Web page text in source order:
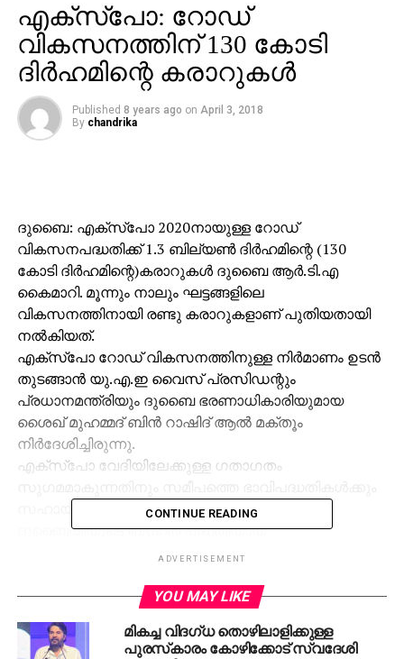
എക്‌സ്‌പോ: റോഡ്
വികസനത്തിന് 130 കോടി
ദിര്‍ഹമിന്റെ കരാറുകള്‍
Published 8 years ago on April 3, 2018
By chandrika
ദുബൈ: എക്‌സ്‌പോ 2020നായുള്ള റോഡ്
വികസനപദ്ധതിക്ക് 1.3 ബില്യണ്‍ ദിര്‍ഹമിന്റെ (130
കോടി ദിര്‍ഹമിന്റെ)കരാറുകള്‍ ദുബൈ ആര്‍.ടി.എ
കൈമാറി. മൂന്നും നാലും ഘട്ടങ്ങളിലെ
വികസനത്തിനായി രണ്ടു കരാറുകളാണ് പുതിയതായി
നല്‍കിയത്.
എക്‌സ്‌പോ റോഡ് വികസനത്തിനുള്ള നിര്‍മാണം ഉടന്‍
തുടങ്ങാന്‍ യു.എ.ഇ വൈസ് പ്രസിഡന്റും
പ്രധാനമന്ത്രിയും ദുബൈ ഭരണാധികാരിയുമായ
ശൈഖ് മുഹമ്മദ് ബിന്‍ റാഷിദ് ആല്‍ മക്തൂം
നിര്‍ദേശിച്ചിരുന്നു.
എക്‌സ്‌പോ വേദിയിലേക്കുള്ള ഗതാഗതം
സഹായമാകുന്നതാണ് വികസനപദ്ധതികള്‍.
ദുബൈയിയുടെ ബൃഹത് പദ്ധതിയായ
എക്‌സ്‌പോക്കുവേണ്ടി ആര്‍.ടി.എ. നടത്തുന്ന ഏറ്റവും
ചെയര്‍മാന്‍ മത്താര്‍ അല്‍ തായര്‍ പറഞ്ഞു. ആറു
അദ്ദേഹം പറഞ്ഞു. മൂന്നാംഘട്ട വികസനത്തില്‍
CONTINUE READING
ADVERTISEMENT
YOU MAY LIKE
മികച്ച വിദഗ്ധ തൊഴിലാളിക്കുള്ള
പുരസ്‌കാരം കോഴിക്കോട് സ്വദേശി